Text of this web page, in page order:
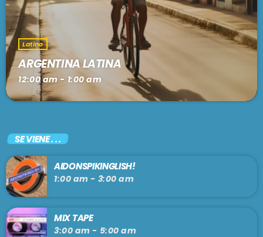
Latino
ARGENTINA LATINA
12:00 am - 1:00 am
SE VIENE . . .
AIDONSPIKINGLISH!
1:00 am - 3:00 am
MIX TAPE
3:00 am - 5:00 am